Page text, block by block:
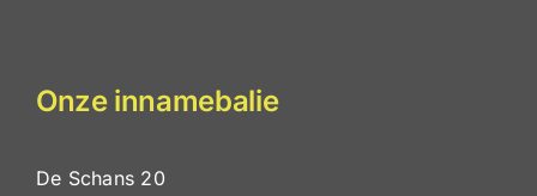
Onze innamebalie
De Schans 20